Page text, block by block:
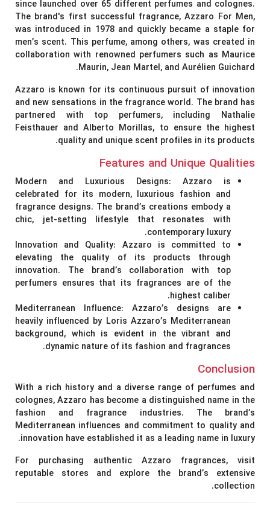
since launched over 65 different perfumes and colognes.
The brand's first successful fragrance,Azzaro For Men,
was introduced in 1978 and quickly became a staple for
men’s scent. This perfume, among others, was created in
collaboration with renowned perfumers such as Maurice
Maurin, Jean Martel, and Aurélien Guichard.
Azzaro is known for its continuous pursuit of innovation
and new sensations in the fragrance world. The brand has
partnered with top perfumers, including Nathalie
Feisthauer and Alberto Morillas, to ensure the highest
quality and unique scent profiles in its products.
Features and Unique Qualities
Modern and Luxurious Designs: Azzaro is
celebrated for its modern, luxurious fashion and
fragrance designs. The brand’s creations embody a
chic, jet-setting lifestyle that resonates with
contemporary luxury.
Innovation and Quality: Azzaro is committed to
elevating the quality of its products through
innovation. The brand’s collaboration with top
perfumers ensures that its fragrances are of the
highest caliber.
Mediterranean Influence: Azzaro’s designs are
heavily influenced by Loris Azzaro’s Mediterranean
background, which is evident in the vibrant and
dynamic nature of its fashion and fragrances.
Conclusion
With a rich history and a diverse range of perfumes and
colognes, Azzaro has become a distinguished name in the
fashion and fragrance industries. The brand’s
Mediterranean influences and commitment to quality and
innovation have established it as a leading name in luxury.
For purchasing authentic Azzaro fragrances, visit
reputable stores and explore the brand’s extensive
collection.